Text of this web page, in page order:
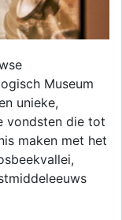
Museum
unieke,
vondsten die tot
maken met het